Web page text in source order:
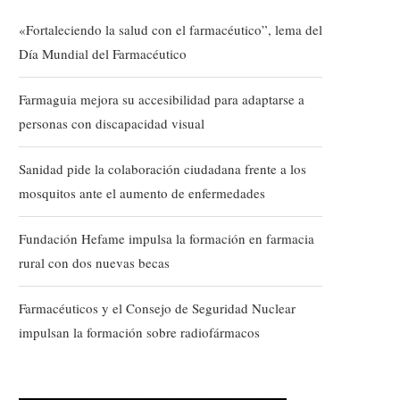
«Fortaleciendo la salud con el farmacéutico”, lema del
Día Mundial del Farmacéutico
Farmaguia mejora su accesibilidad para adaptarse a
personas con discapacidad visual
Sanidad pide la colaboración ciudadana frente a los
mosquitos ante el aumento de enfermedades
Fundación Hefame impulsa la formación en farmacia
rural con dos nuevas becas
Farmacéuticos y el Consejo de Seguridad Nuclear
impulsan la formación sobre radiofármacos